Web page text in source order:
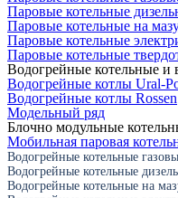
Паровые котельные
Паровые котельные на
Паровые котельные
Паровые котельные
Водогрейные котельные и
Водогрейные котлы Ural-
Водогрейные котлы Rossen
Модельный ряд
Блочно модульные
Мобильная паровая
Водогрейные котельные
Водогрейные котельные
Водогрейные котельные на